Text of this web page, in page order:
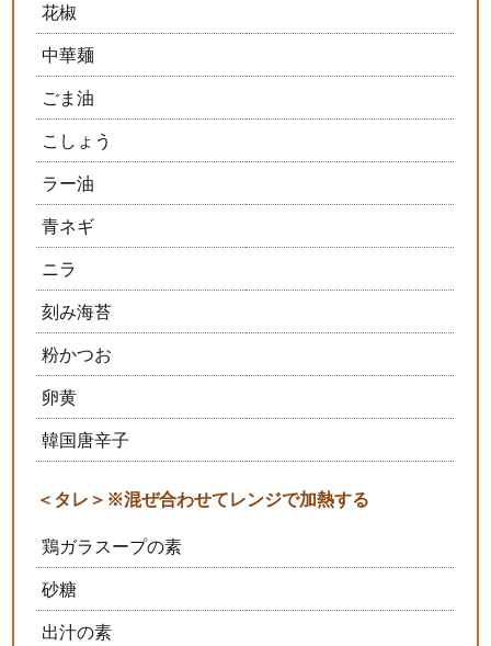
花椒
中華麺
ごま油
こしょう
ラー油
青ネギ
ニラ
刻み海苔
粉かつお
卵黄
韓国唐辛子
＜タレ＞※混ぜ合わせてレンジで加熱する
鶏ガラスープの素
砂糖
出汁の素